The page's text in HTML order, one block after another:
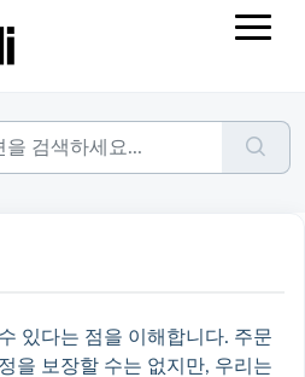
있다는 점을 이해합니다. 주문
을 보장할 수는 없지만, 우리는